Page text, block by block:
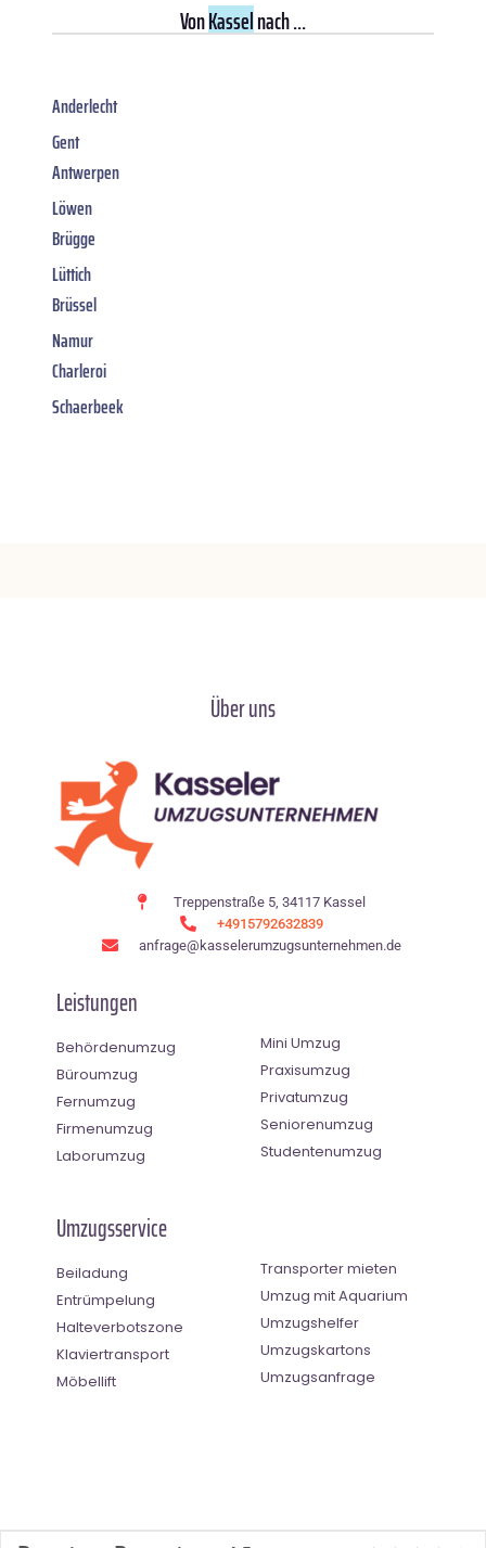
VonKasselnach ...
Anderlecht
Gent
Antwerpen
Löwen
Brügge
Lüttich
Brüssel
Namur
Charleroi
Schaerbeek
Über uns
Treppenstraße 5, 34117 Kassel
+4915792632839
anfrage@kasselerumzugsunternehmen.de
Leistungen
Behördenumzug
Büroumzug
Fernumzug
Firmenumzug
Laborumzug
Mini Umzug
Praxisumzug
Privatumzug
Seniorenumzug
Studentenumzug
Umzugsservice
Beiladung
Entrümpelung
Halteverbotszone
Klaviertransport
Möbellift
Transporter mieten
Umzug mit Aquarium
Umzugshelfer
Umzugskartons
Umzugsanfrage